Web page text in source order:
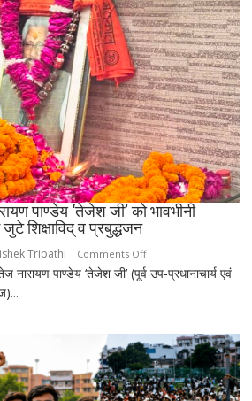
₹5,501
महंगा,
10
ग्राम
का
भाव
₹1.48
लाख
पहुंचा
पाण्डेय ‘तेजेश जी’ को भावभीनी
शिक्षाविद् व प्रबुद्धजन
Tripathi Comments Offon
पुण्यतिथि
तेज
नारायण
पाण्डेय
‘तेजेश
पाण्डेय ‘तेजेश जी’ (पूर्व उप-प्रधानाचार्य एवं